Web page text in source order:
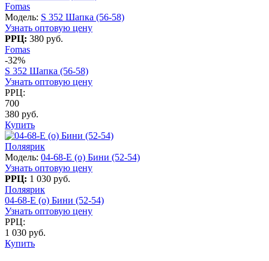
Fomas
Модель: S 352 Шапка (56-58)
Узнать оптовую цену
РРЦ: 380 руб.
Fomas
-32%
S 352 Шапка (56-58)
Узнать оптовую цену
РРЦ:
700
380 руб.
Купить
Поляярик
Модель: 04-68-E (о) Бини (52-54)
Узнать оптовую цену
РРЦ: 1 030 руб.
Поляярик
04-68-E (о) Бини (52-54)
Узнать оптовую цену
РРЦ:
1 030 руб.
Купить